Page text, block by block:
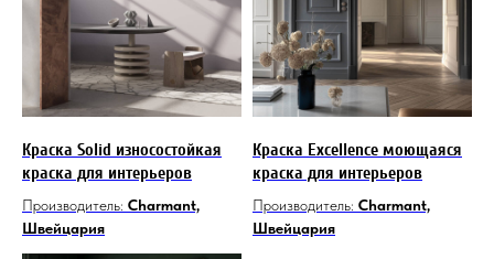
Краска Solid износостойкая
краска для интерьеров
Производитель: Charmant,
Швейцария
Краска Excellence моющаяся
краска для интерьеров
Производитель: Charmant,
Швейцария